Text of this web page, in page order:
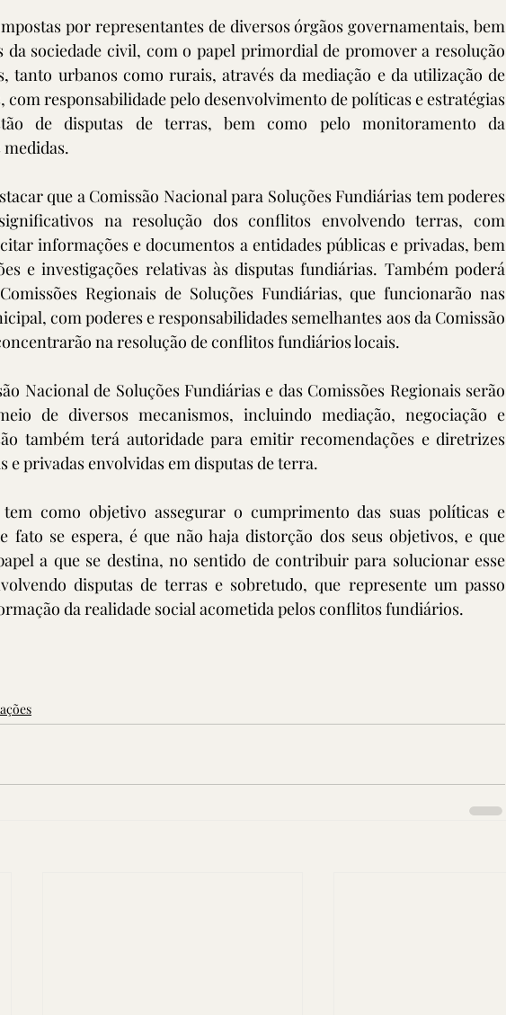
por representantes de diversos órgãos governamentais, bem
da sociedade civil, com o papel primordial de promover a resolução
tanto urbanos como rurais, através da mediação e da utilização de
com responsabilidade pelo desenvolvimento de políticas e estratégias
de disputas de terras, bem como pelo monitoramento da
que a Comissão Nacional para Soluções Fundiárias tem poderes
na resolução dos conflitos envolvendo terras, com
informações e documentos a entidades públicas e privadas, bem
e investigações relativas às disputas fundiárias. Também poderá
Regionais de Soluções Fundiárias, que funcionarão nas
com poderes e responsabilidades semelhantes aos da Comissão
na resolução de conflitos fundiários locais.
Nacional de Soluções Fundiárias e das Comissões Regionais serão
de diversos mecanismos, incluindo mediação, negociação e
também terá autoridade para emitir recomendações e diretrizes
e privadas envolvidas em disputas de terra.
como objetivo assegurar o cumprimento das suas políticas e
fato se espera, é que não haja distorção dos seus objetivos, e que
a que se destina, no sentido de contribuir para solucionar esse
disputas de terras e sobretudo, que represente um passo
da realidade social acometida pelos conflitos fundiários.